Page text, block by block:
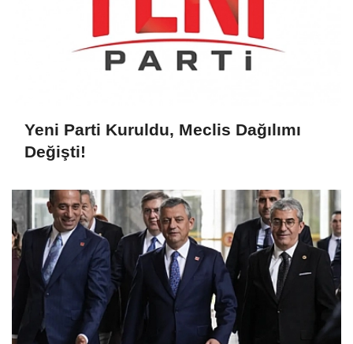
Yeni Parti Kuruldu, Meclis Dağılımı
Değişti!